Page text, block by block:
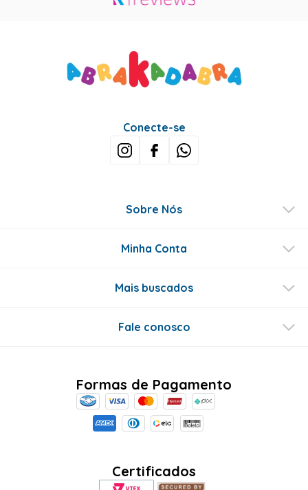
Conecte-se
Sobre Nós
Minha Conta
Mais buscados
Fale conosco
Formas de Pagamento
Certificados